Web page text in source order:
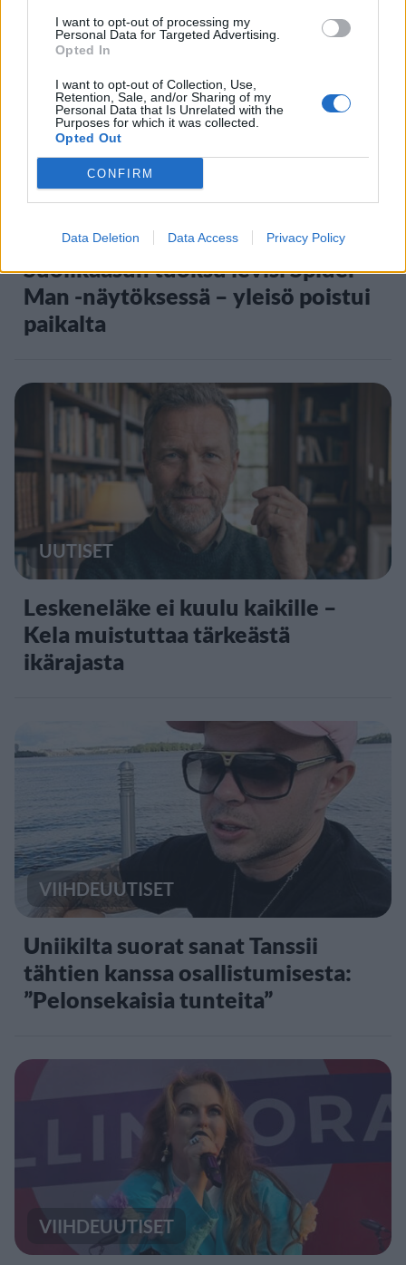
I want to opt-out of processing my
Personal Data for Targeted Advertising.
Opted In
I want to opt-out of Collection, Use,
Retention, Sale, and/or Sharing of my
Personal Data that Is Unrelated with the
Purposes for which it was collected.
Opted Out
CONFIRM
Data Deletion Data Access Privacy Policy
5
Suolikaasun tuoksu levisi Spider-
Man -näytöksessä – yleisö poistui
paikalta
UUTISET
Leskeneläke ei kuulu kaikille –
Kela muistuttaa tärkeästä
ikärajasta
VIIHDEUUTISET
Uniikilta suorat sanat Tanssii
tähtien kanssa osallistumisesta:
”Pelonsekaisia tunteita”
VIIHDEUUTISET